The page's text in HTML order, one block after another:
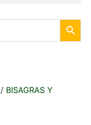
/ BISAGRAS Y